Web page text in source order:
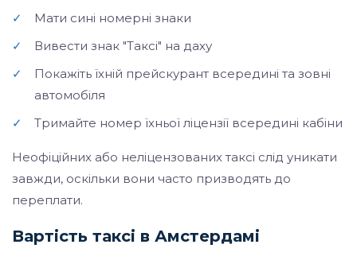
✓
Мати сині номерні знаки
✓
Вивести знак "Таксі" на даху
✓
Покажіть їхній прейскурант всередині та зовні
автомобіля
✓
Тримайте номер їхньої ліцензії всередині кабіни
Неофіційних або неліцензованих таксі слід уникати
завжди, оскільки вони часто призводять до
переплати.
Вартість таксі в Амстердамі